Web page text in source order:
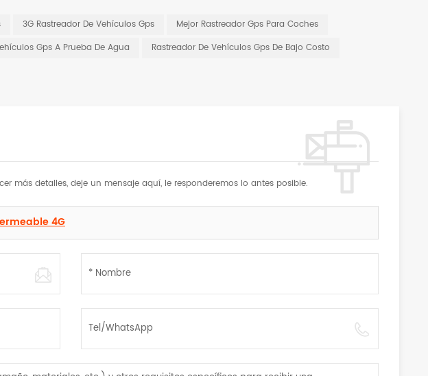
3G Rastreador De Vehículos Gps
Mejor Rastreador Gps Para Coches
Gps A Prueba De Agua
Rastreador De Vehículos Gps De Bajo Costo
más detalles, deje un mensaje aquí, le responderemos lo antes posible.
4G